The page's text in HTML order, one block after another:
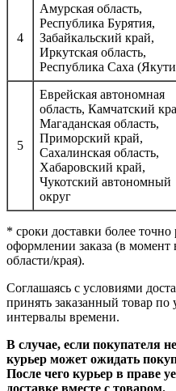
4
Амурская область,
Республика Бурятия,
Забайкальский край,
Иркутская область,
Республика Саха
5
Еврейская автономная
область, Камчатский
Магаданская область,
Приморский край,
Сахалинская область,
Хабаровский край,
Чукотский автономный
округ
* сроки доставки более
оформлении заказа (в
области/края).
Соглашаясь с условиями
принять заказанный товар по
интервалы времени.
В случае, если покупателя
курьер может ожидать
После чего курьер в праве
доставке вместе с товаром.